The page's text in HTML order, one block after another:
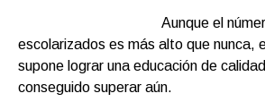
Aunque el
escolarizados es más alto que nunca,
supone lograr una educación de
conseguido superar aún.